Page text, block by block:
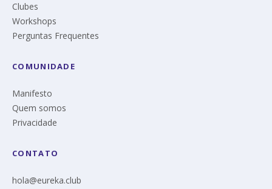
Clubes
Workshops
Perguntas Frequentes
COMUNIDADE
Manifesto
Quem somos
Privacidade
CONTATO
hola@eureka.club